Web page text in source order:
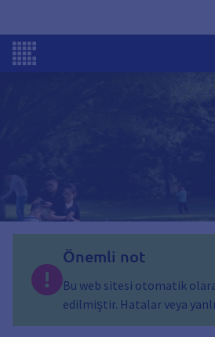
Önemli not
Bu web sitesi otomatik
edilmiştir. Hatalar veya